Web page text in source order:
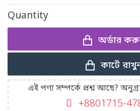
Quantity
অর্ডার
কার্টে
এই পণ্য সম্পর্কে প্রশ্ন আছে?
+8801715-